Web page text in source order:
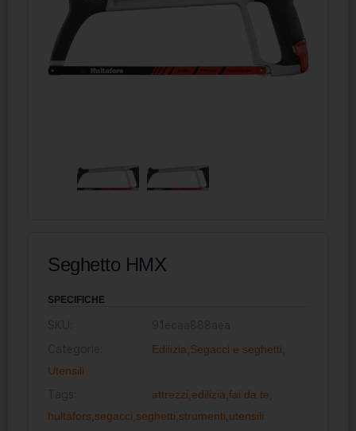
Seghetto HMX
SPECIFICHE
Edilizia Segacci e seghetti
Utensili
attrezzi edilizia ,fai da te
hultafors segacci seghetti strumenti utensili